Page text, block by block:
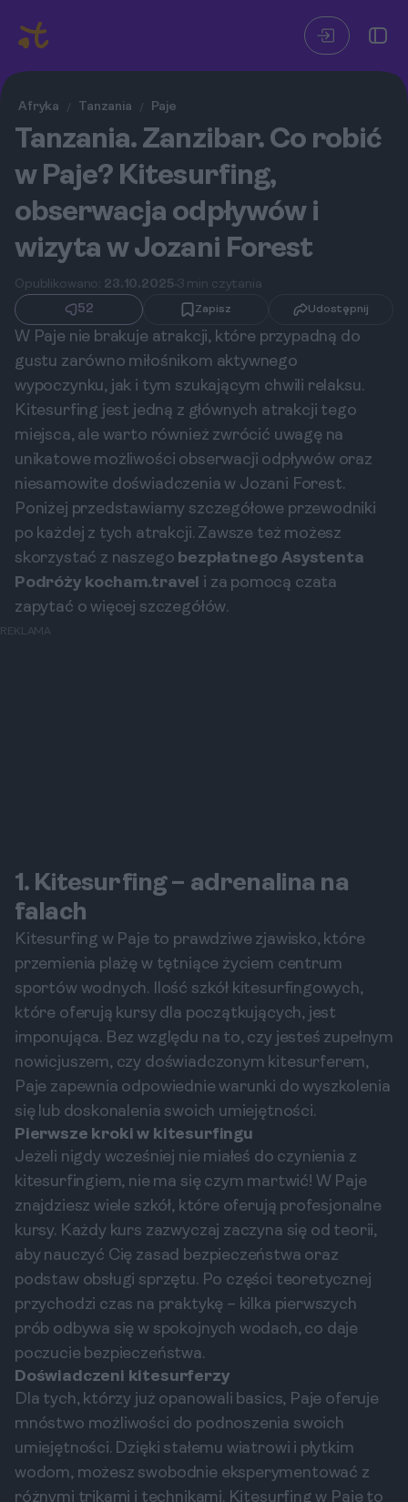
Afryka / Tanzania / Paje
Tanzania. Zanzibar. Co robić
w Paje? Kitesurfing,
obserwacja odpływów i
wizyta w Jozani Forest
Opublikowano: 23.10.2025 3 min czytania
52
Zapisz Udostępnij
W Paje nie brakuje atrakcji, które przypadną do
gustu zarówno miłośnikom aktywnego
wypoczynku, jak i tym szukającym chwili relaksu.
Kitesurfing jest jedną z głównych atrakcji tego
miejsca, ale warto również zwrócić uwagę na
unikatowe możliwości obserwacji odpływów oraz
niesamowite doświadczenia w Jozani Forest.
Poniżej przedstawiamy szczegółowe przewodniki
po każdej z tych atrakcji. Zawsze też możesz
skorzystać z naszego bezpłatnego Asystenta
Podróży kocham.travel i za pomocą czata
zapytać o więcej szczegółów.
REKLAMA
1. Kitesurfing – adrenalina na
falach
Kitesurfing w Paje to prawdziwe zjawisko, które
przemienia plażę w tętniące życiem centrum
sportów wodnych. Ilość szkół kitesurfingowych,
które oferują kursy dla początkujących, jest
imponująca. Bez względu na to, czy jesteś zupełnym
nowicjuszem, czy doświadczonym kitesurferem,
Paje zapewnia odpowiednie warunki do wyszkolenia
się lub doskonalenia swoich umiejętności.
Pierwsze kroki w kitesurfingu
Jeżeli nigdy wcześniej nie miałeś do czynienia z
kitesurfingiem, nie ma się czym martwić! W Paje
znajdziesz wiele szkół, które oferują profesjonalne
kursy. Każdy kurs zazwyczaj zaczyna się od teorii,
aby nauczyć Cię zasad bezpieczeństwa oraz
podstaw obsługi sprzętu. Po części teoretycznej
przychodzi czas na praktykę – kilka pierwszych
prób odbywa się w spokojnych wodach, co daje
poczucie bezpieczeństwa.
Doświadczeni kitesurferzy
Dla tych, którzy już opanowali basics, Paje oferuje
mnóstwo możliwości do podnoszenia swoich
umiejętności. Dzięki stałemu wiatrowi i płytkim
wodom, możesz swobodnie eksperymentować z
różnymi trikami i technikami. Kitesurfing w Paje to